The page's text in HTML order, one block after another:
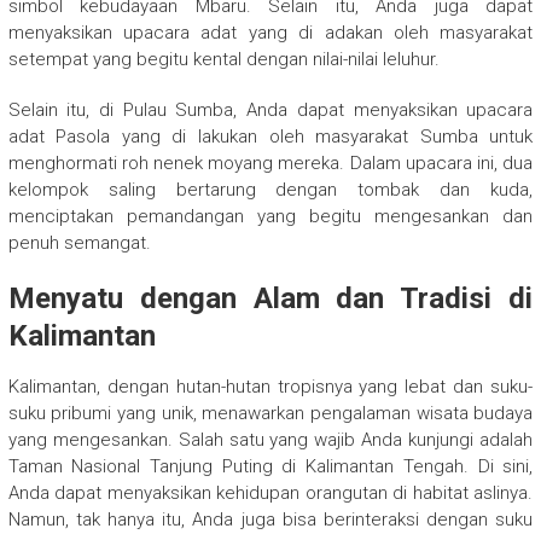
simbol kebudayaan Mbaru. Selain itu, Anda juga dapat
menyaksikan upacara adat yang di adakan oleh masyarakat
setempat yang begitu kental dengan nilai-nilai leluhur.
Selain itu, di Pulau Sumba, Anda dapat menyaksikan upacara
adat Pasola yang di lakukan oleh masyarakat Sumba untuk
menghormati roh nenek moyang mereka. Dalam upacara ini, dua
kelompok saling bertarung dengan tombak dan kuda,
menciptakan pemandangan yang begitu mengesankan dan
penuh semangat.
Menyatu dengan Alam dan Tradisi di
Kalimantan
Kalimantan, dengan hutan-hutan tropisnya yang lebat dan suku-
suku pribumi yang unik, menawarkan pengalaman wisata budaya
yang mengesankan. Salah satu yang wajib Anda kunjungi adalah
Taman Nasional Tanjung Puting di Kalimantan Tengah. Di sini,
Anda dapat menyaksikan kehidupan orangutan di habitat aslinya.
Namun, tak hanya itu, Anda juga bisa berinteraksi dengan suku